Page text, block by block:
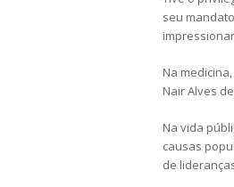
seu
Na
Nair Alves
Na vida
causas
de